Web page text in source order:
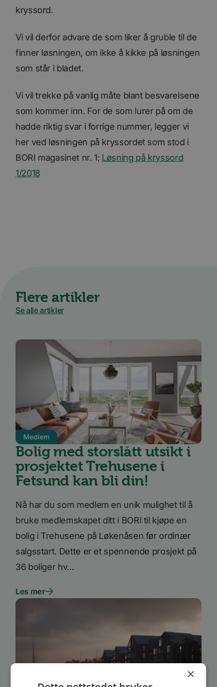
kryssord.
Vi vil derfor advare de som liker å gruble til de
finner løsningen, om ikke å kikke på løsningen
som står i bladet.
Vi vil trekke på vanlig måte blant besvarelsene
som kommer inn. For de som lurer på om de
hadde riktig svar i forrige nummer, legger vi
her ved løsningen på kryssordet som stod i
BORI magasinet nr. 1; Løsning på kryssord
1/2018
Flere artikler
Se alle artikler
Medlem
Bolig med storslått utsikt i
prosjektet Trehusene i
Fetsund kan bli din!
Nå har du som medlem en unik mulighet til å
bruke medlemskapet ditt i BORI til kjøpe en
bolig i Trehusene på Løkenåsen før ordinær
salgsstart. Dette er et spennende prosjekt på
36 boliger hv...
Les mer
×